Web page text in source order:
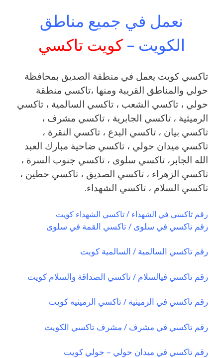
نعمل في جميع مناطق
الكويت – كويت تاكسي
تاكسي كويت يعمل في منطقة الصديق بمحافظة
حولي والمناطق القريبة ‎ومنها ،تاكسي منطقة
حولي ، تاكسي الشعب ، تاكسي السالمية ، تاكسي
الرميثية ، تاكسي الجابرية ، تاكسي مشرف ،
تاكسي بيان ، تاكسي البدع ، تاكسي النقرة ،
تاكسي ميدان حولي ، تاكسي ضاحية مبارك العبد
الله الجابر، تاكسي سلوى ، تاكسي جنوب السرة ،
تاكسي الزهراء ، تاكسي الصديق ، تاكسي حطين ،
تاكسي السلام ، تاكسي الشهداء.
رقم تاكسي في الشهداء / تاكسي الشهداء كويت
رقم تاكسي في سلوى / تاكسي القمة في سلوى
رقم تاكسي السالمية / السالمية كويت
رقم تاكسي فيالسلام / تاكسي الصداقة والسلام كويت
رقم تاكسي في الرميثية / تاكسي الرميثية كويت
رقم تاكسي في مشرف / مشرف تاكسي الكويت
رقم تاكسي في ميدان حولي – حولي كويت